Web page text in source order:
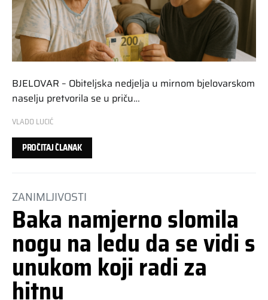
BJELOVAR – Obiteljska nedjelja u mirnom bjelovarskom
naselju pretvorila se u priču…
VLADO LUCIĆ
PROČITAJ ČLANAK
ZANIMLJIVOSTI
Baka namjerno slomila
nogu na ledu da se vidi s
unukom koji radi za
hitnu